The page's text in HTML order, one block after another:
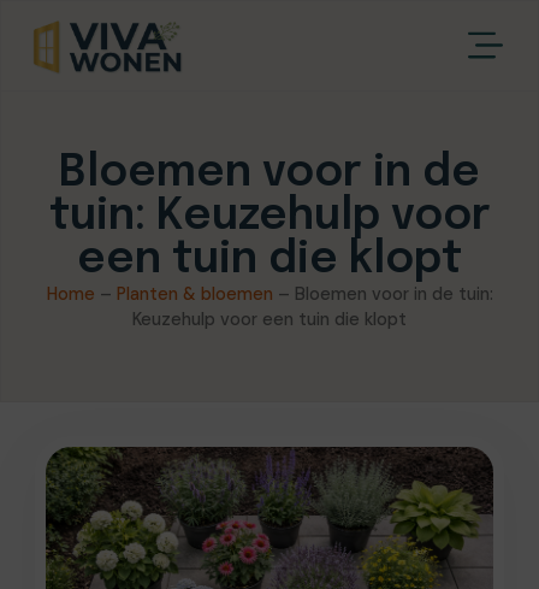
Bloemen voor in de
tuin: Keuzehulp voor
een tuin die klopt
Home – Planten & bloemen – Bloemen voor in de tuin:
Keuzehulp voor een tuin die klopt